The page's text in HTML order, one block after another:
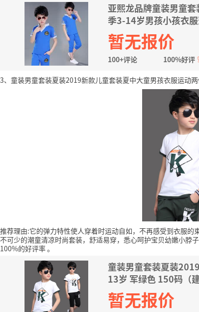
亚熙龙品牌童装男童
季3-14岁男孩小孩衣
暂无报价
100+评论 100%好评
3、童装男童套装夏装2019新款儿童套装夏中大童男孩衣服运动
推荐理由:它的弹力特性使人穿着时运动自如，不再感受到衣服
不可少的潮童清凉时尚套装，舒适易穿，悉心呵护宝贝幼嫩小脖子
100%的好评率。
童装男童套装夏装
13岁 军绿色 150码（
暂无报价